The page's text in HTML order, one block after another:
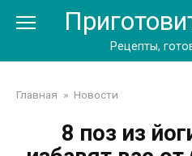
Рецепты,
Главная » Новости
8 поз из